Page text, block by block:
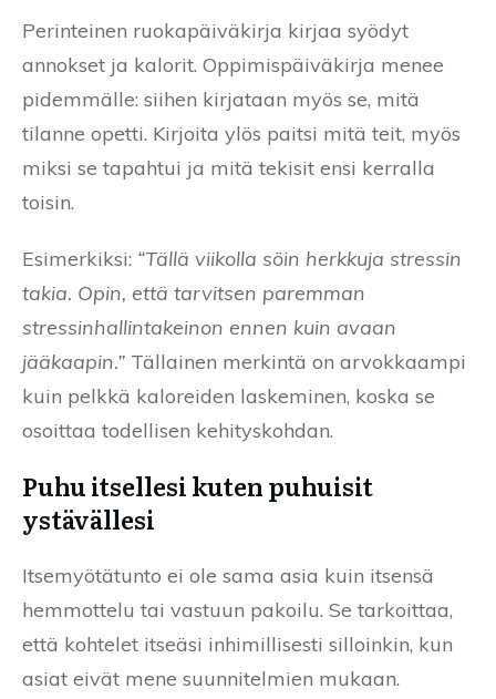
Perinteinen ruokapäiväkirja kirjaa syödyt
annokset ja kalorit. Oppimispäiväkirja menee
pidemmälle: siihen kirjataan myös se, mitä
tilanne opetti. Kirjoita ylös paitsi mitä teit, myös
miksi se tapahtui ja mitä tekisit ensi kerralla
toisin.
Esimerkiksi: “Tällä viikolla söin herkkuja stressin
takia. Opin, että tarvitsen paremman
stressinhallintakeinon ennen kuin avaan
jääkaapin.” Tällainen merkintä on arvokkaampi
kuin pelkkä kaloreiden laskeminen, koska se
osoittaa todellisen kehityskohdan.
Puhu itsellesi kuten puhuisit
ystävällesi
Itsemyötätunto ei ole sama asia kuin itsensä
hemmottelu tai vastuun pakoilu. Se tarkoittaa,
että kohtelet itseäsi inhimillisesti silloinkin, kun
asiat eivät mene suunnitelmien mukaan.